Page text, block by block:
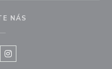
NÁS
((otevře se v novém
Instagram ((otevře se v